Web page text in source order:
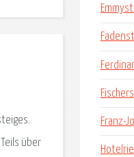
über
Franz-